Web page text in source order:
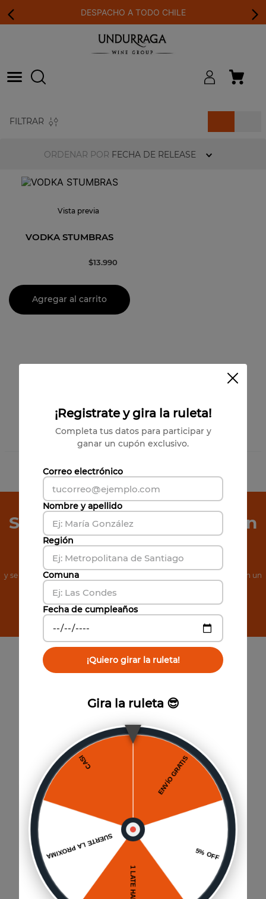
DESPACHO A TODO CHILE
FILTRAR
ORDENAR POR FECHA DE RELEASE
Vista previa
VODKA STUMBRAS
$13.990
Agregar al carrito
Has visto todos los1productos
Suscríbete a Nuestro Boletín
de Noticias
y se el primero en conocer nuestras increíbles ofertas, además, obtén un
Suscribirse
Paga hasta 6 cuotas
Sin interés por Mercado Pago
Envío a domicilio
Disponible para todo Chile
Gira la ruleta 😎
¡Registrate y gira la ruleta!
Completa tus datos para participar y
ganar un cupón exclusivo.
Correo electrónico
Nombre y apellido
Región
Comuna
Fecha de cumpleaños
¡Quiero girar la ruleta!